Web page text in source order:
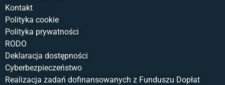
Kontakt
Polityka cookie
Polityka prywatności
RODO
Deklaracja dostępności
Cyberbezpieczeństwo
Realizacja zadań dofinansowanych z Funduszu Dopłat